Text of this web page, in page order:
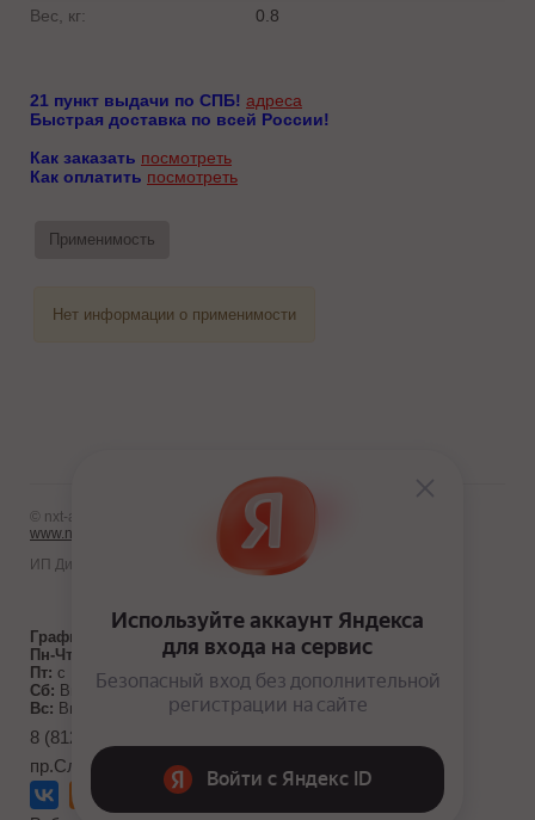
Вес, кг:
0.8
21 пункт выдачи по СПБ! адреса
Быстрая доставка по всей России!
Как заказать посмотреть
Как оплатить посмотреть
Применимость
Нет информации о применимости
© nxt-avto.ru 2012 - 2026
www.nxt-avto.ru
ИП Диланчян Т.Л.
График работы:
Пн-Чт:
с 10:00 до 19:00
Пт: с 10:00 до 18:00
Сб: Выходной
Вс: Выходной
8 (812) 986-10-71
пр.Славы д. 40, к. 1